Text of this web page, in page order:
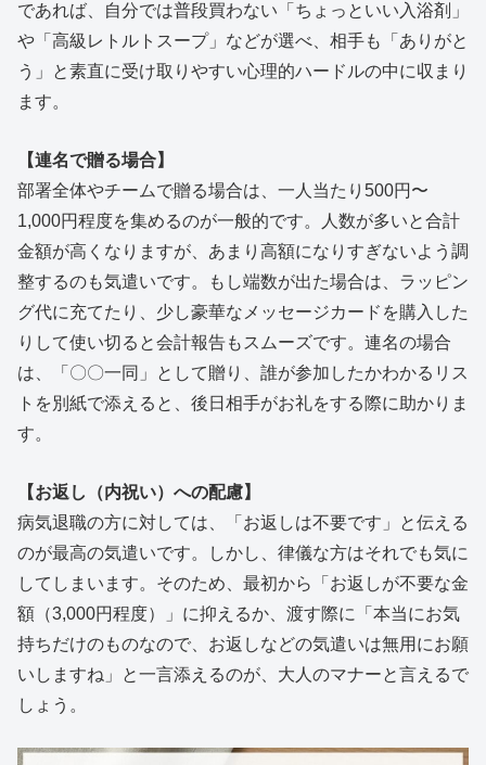
であれば、自分では普段買わない「ちょっといい入浴剤」
や「高級レトルトスープ」などが選べ、相手も「ありがと
う」と素直に受け取りやすい心理的ハードルの中に収まり
ます。
【連名で贈る場合】
部署全体やチームで贈る場合は、一人当たり500円〜
1,000円程度を集めるのが一般的です。人数が多いと合計
金額が高くなりますが、あまり高額になりすぎないよう調
整するのも気遣いです。もし端数が出た場合は、ラッピン
グ代に充てたり、少し豪華なメッセージカードを購入した
りして使い切ると会計報告もスムーズです。連名の場合
は、「〇〇一同」として贈り、誰が参加したかわかるリス
トを別紙で添えると、後日相手がお礼をする際に助かりま
す。
【お返し（内祝い）への配慮】
病気退職の方に対しては、「お返しは不要です」と伝える
のが最高の気遣いです。しかし、律儀な方はそれでも気に
してしまいます。そのため、最初から「お返しが不要な金
額（3,000円程度）」に抑えるか、渡す際に「本当にお気
持ちだけのものなので、お返しなどの気遣いは無用にお願
いしますね」と一言添えるのが、大人のマナーと言えるで
しょう。